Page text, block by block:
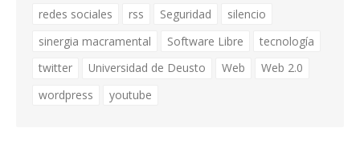
redes sociales
rss Seguridad
silencio
sinergia macramental
Software Libre
tecnología
twitter
Universidad de Deusto Web
Web 2.0
wordpress
youtube